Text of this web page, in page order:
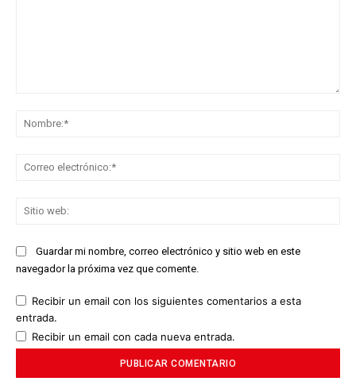
Guardar mi nombre, correo electrónico y sitio web en este
navegador la próxima vez que comente.
Recibir un email con los siguientes comentarios a esta
entrada.
Recibir un email con cada nueva entrada.